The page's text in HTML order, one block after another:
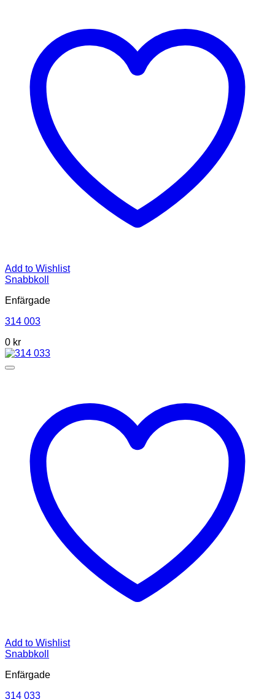
Add to Wishlist
Snabbkoll
Enfärgade
314 003
0 kr
Add to Wishlist
Snabbkoll
Enfärgade
314 033